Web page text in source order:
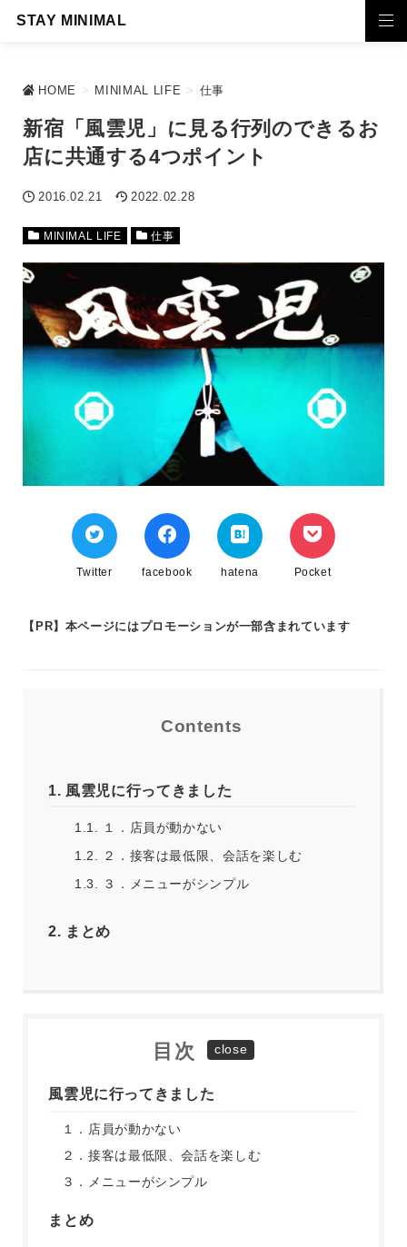
STAY MINIMAL
HOME > MINIMAL LIFE > 仕事
新宿「風雲児」に見る行列のできるお
店に共通する4つポイント
2016.02.21 2022.02.28
MINIMAL LIFE 仕事
Twitter facebook hatena Pocket
【PR】本ページにはプロモーションが一部含まれています
Contents
1. 風雲児に行ってきました
1.1. １．店員が動かない
1.2. ２．接客は最低限、会話を楽しむ
1.3. ３．メニューがシンプル
2. まとめ
目次
風雲児に行ってきました
１．店員が動かない
２．接客は最低限、会話を楽しむ
３．メニューがシンプル
まとめ